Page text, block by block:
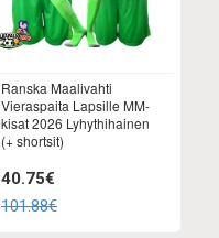
Ranska Maalivahti
Vieraspaita Lapsille MM-
kisat 2026 Lyhythihainen
(+ shortsit)
40.75€
101.88€